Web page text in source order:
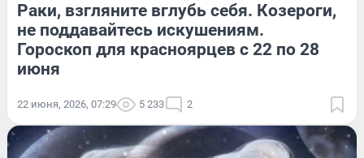
Раки, взгляните вглубь себя. Козероги,
не поддавайтесь искушениям.
Гороскоп для красноярцев с 22 по 28
июня
22 июня, 2026, 07:29 5 233 2